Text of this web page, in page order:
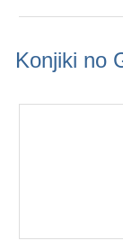
Konjiki no